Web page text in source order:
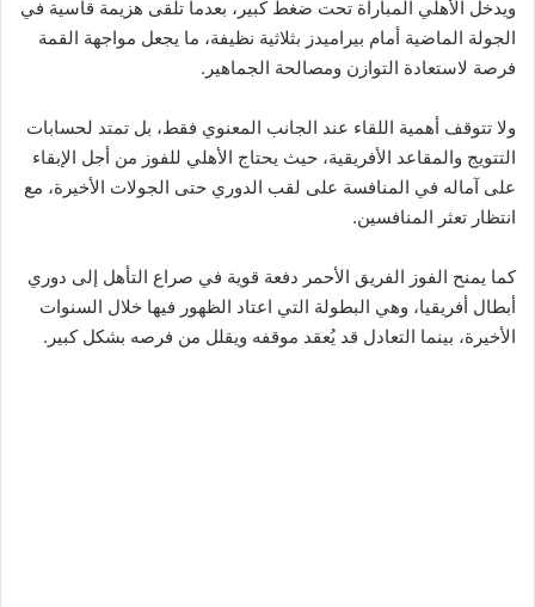
ويدخل الأهلي المباراة تحت ضغط كبير، بعدما تلقى هزيمة قاسية في
الجولة الماضية أمام بيراميدز بثلاثية نظيفة، ما يجعل مواجهة القمة
فرصة لاستعادة التوازن ومصالحة الجماهير.
ولا تتوقف أهمية اللقاء عند الجانب المعنوي فقط، بل تمتد لحسابات
التتويج والمقاعد الأفريقية، حيث يحتاج الأهلي للفوز من أجل الإبقاء
على آماله في المنافسة على لقب الدوري حتى الجولات الأخيرة، مع
انتظار تعثر المنافسين.
كما يمنح الفوز الفريق الأحمر دفعة قوية في صراع التأهل إلى دوري
أبطال أفريقيا، وهي البطولة التي اعتاد الظهور فيها خلال السنوات
الأخيرة، بينما التعادل قد يُعقد موقفه ويقلل من فرصه بشكل كبير.